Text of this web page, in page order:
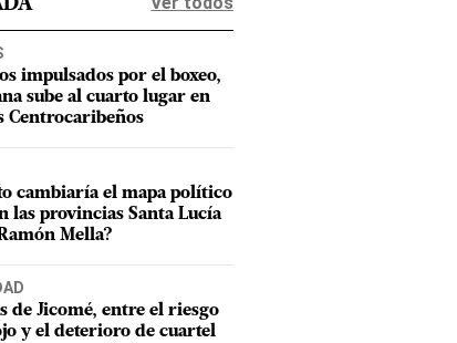
impulsados por el boxeo,
sube al cuarto lugar en
Centrocaribeños
cambiaría el mapa político
las provincias Santa Lucía
Mella?
de Jicomé, entre el riesgo
y el deterioro de cuartel